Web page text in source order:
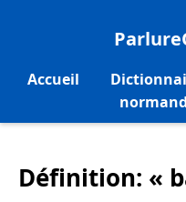
Accueil
normand
Définition: «